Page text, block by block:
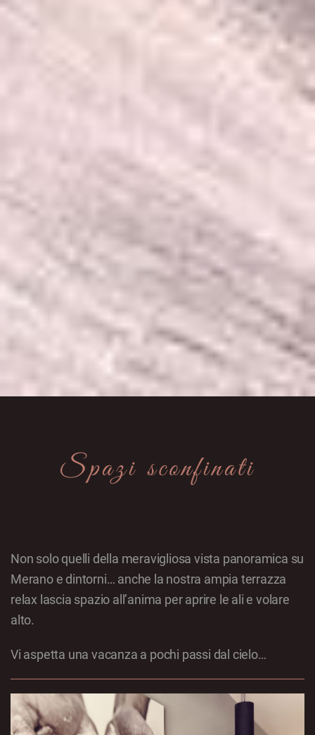
Spazi sconfinati
Non solo quelli della meravigliosa vista panoramica su
Merano e dintorni… anche la nostra ampia terrazza
relax lascia spazio all’anima per aprire le ali e volare
alto.
Vi aspetta una vacanza a pochi passi dal cielo…